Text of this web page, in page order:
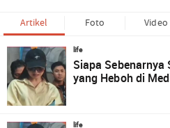
Artikel Foto Video
life
Siapa Sebenarnya
yang Heboh di
life